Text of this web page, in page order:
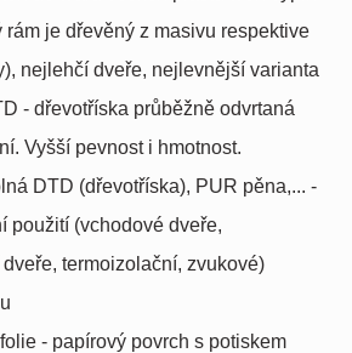
rám je dřevěný z masivu respektive
nejlehčí dveře, nejlevnější varianta
- dřevotříska průběžně odvrtaná
Vyšší pevnost i hmotnost.
DTD (dřevotříska), PUR pěna,... -
použití (vchodové dveře,
termoizolační, zvukové)
- papírový povrch s potiskem